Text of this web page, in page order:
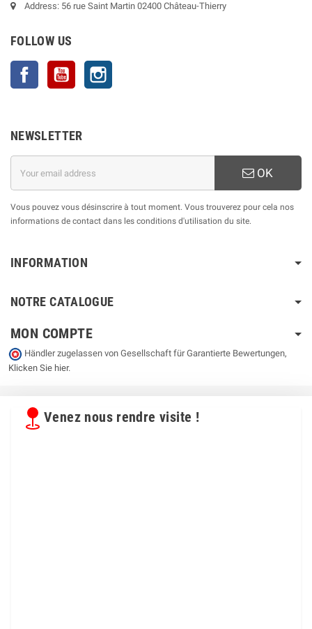
Address: 56 rue Saint Martin 02400 Château-Thierry
FOLLOW US
Facebook YouTube
NEWSLETTER
OK
Vous pouvez vous désinscrire à tout moment. Vous trouverez pour cela nos
informations de contact dans les conditions d'utilisation du site.
INFORMATION
NOTRE CATALOGUE
MON COMPTE
Händler zugelassen von Gesellschaft für Garantierte Bewertungen,
Klicken Sie hier.
Venez nous rendre visite !